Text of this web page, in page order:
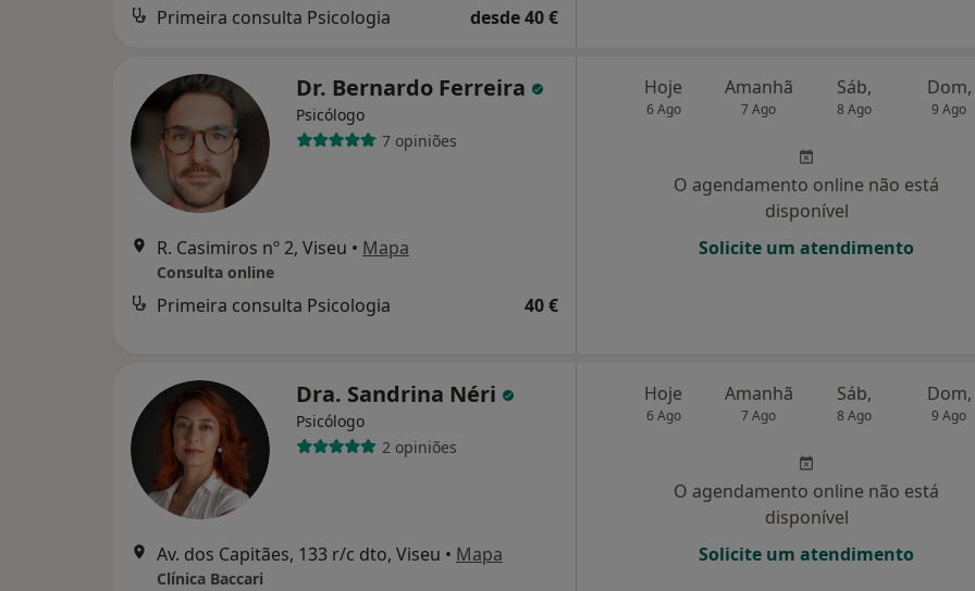
Primeira consulta Psicologia desde 40 €
Dr. Bernardo Ferreira
Psicólogo
7 opiniões
R. Casimiros nº 2, Viseu • Mapa
Consulta online
Primeira consulta Psicologia 40 €
Hoje
6 Ago
Amanhã
7 Ago
Sáb,
8 Ago
Dom,
9 Ago
O agendamento online não está
disponível
Solicite um atendimento
Dra. Sandrina Néri
Psicólogo
2 opiniões
Av. dos Capitães, 133 r/c dto, Viseu • Mapa
Clínica Baccari
Hoje
6 Ago
Amanhã
7 Ago
Sáb,
8 Ago
Dom,
9 Ago
O agendamento online não está
disponível
Solicite um atendimento